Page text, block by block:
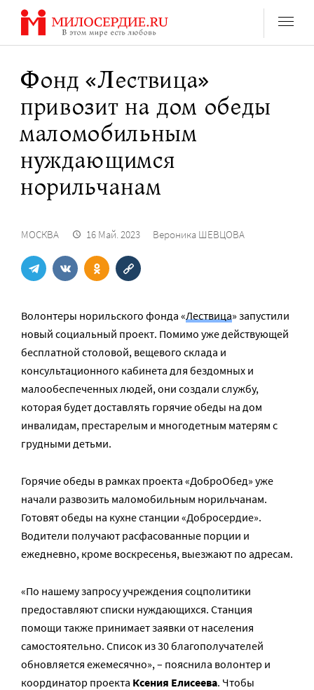
Перейти
содержанию
Фонд «Лествица»
привозит на дом обеды
маломобильным
нуждающимся
норильчанам
МОСКВА 16 Май. 2023 Вероника ШЕВЦОВА
Волонтеры норильского фонда «Лествица» запустили
новый социальный проект. Помимо уже действующей
бесплатной столовой, вещевого склада и
консультационного кабинета для бездомных и
малообеспеченных людей, они создали службу,
которая будет доставлять горячие обеды на дом
инвалидам, престарелым и многодетным матерям с
грудными детьми.
Горячие обеды в рамках проекта «ДоброОбед» уже
начали развозить маломобильным норильчанам.
Готовят обеды на кухне станции «Добросердие».
Водители получают расфасованные порции и
ежедневно, кроме воскресенья, выезжают по адресам.
«По нашему запросу учреждения соцполитики
предоставляют списки нуждающихся. Станция
помощи также принимает заявки от населения
самостоятельно. Список из 30 благополучателей
обновляется ежемесячно», – пояснила волонтер и
координатор проекта Ксения Елисеева. Чтобы